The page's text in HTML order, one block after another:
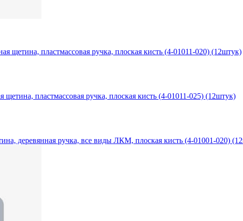
пластмассовая ручка, плоская кисть (4-01011-020) (12штук)
пластмассовая ручка, плоская кисть (4-01011-025) (12штук)
деревянная ручка, все виды ЛКМ, плоская кисть (4-01001-020)